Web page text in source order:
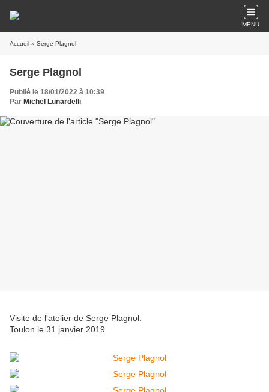
MENU
Accueil » Serge Plagnol
Serge Plagnol
Publié le 18/01/2022 à 10:39
Par Michel Lunardelli
Visite de l'atelier de Serge Plagnol.
Toulon le 31 janvier 2019